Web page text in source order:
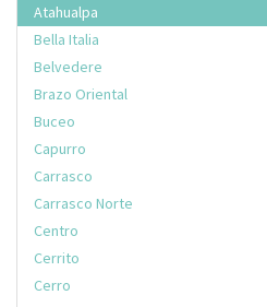
Atahualpa
Bella Italia
Belvedere
Brazo Oriental
Buceo
Capurro
Carrasco
Carrasco Norte
Centro
Cerrito
Cerro